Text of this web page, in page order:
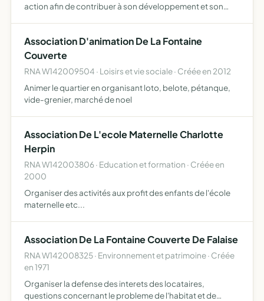
action afin de contribuer à son développement et son
Association D'animation De La Fontaine
Couverte
RNA W142009504 · Loisirs et vie sociale · Créée en 2012
Animer le quartier en organisant loto, belote, pétanque,
vide-grenier, marché de noel
Association De L'ecole Maternelle Charlotte
Herpin
RNA W142003806 · Education et formation · Créée en
2000
Organiser des activités aux profit des enfants de l'école
maternelle etc...
Association De La Fontaine Couverte De Falaise
RNA W142008325 · Environnement et patrimoine · Créée
en 1971
Organiser la defense des interets des locataires,
questions concernant le probleme de l'habitat et de